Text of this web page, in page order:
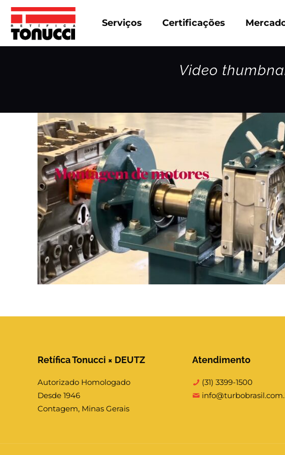
Serviços Certificações
Video
Retífica Tonucci × DEUTZ
Autorizado Homologado
Desde 1946
Contagem, Minas Gerais
Atendimento
(31) 3399-1500